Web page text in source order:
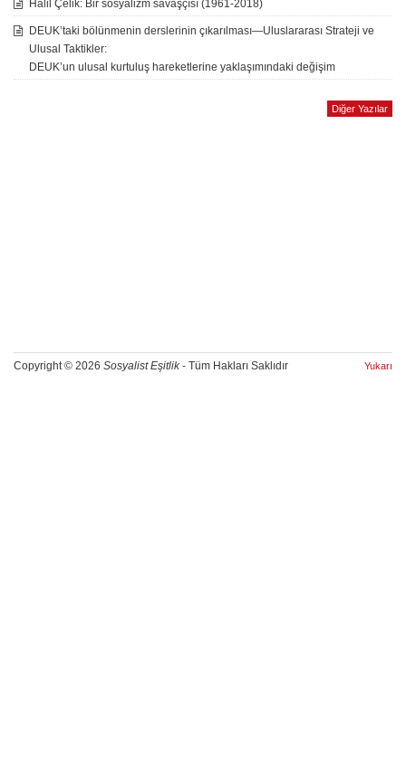
Halil Çelik: Bir sosyalizm savaşçısı (1961-2018)
DEUK’taki bölünmenin derslerinin çıkarılması—Uluslararası Strateji ve
Ulusal Taktikler:
DEUK’un ulusal kurtuluş hareketlerine yaklaşımındaki değişim
Diğer Yazılar
Copyright © 2026 Sosyalist Eşitlik- Tüm Hakları Saklıdır Yukarı